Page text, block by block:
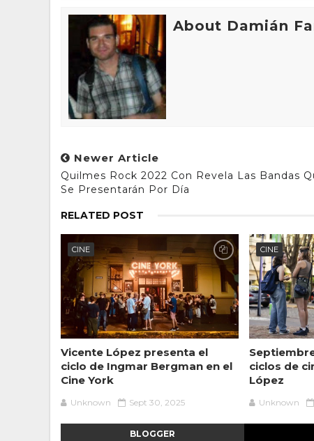
About Damián
Newer Article
Quilmes Rock 2022 Con Revela Las Bandas
Se Presentarán Por Día
RELATED POST
CINE
Vicente López presenta el
ciclo de Ingmar Bergman en el
Cine York
Unknown Sept 30, 2025
CINE
ciclos de
López
Unknown
BLOGGER